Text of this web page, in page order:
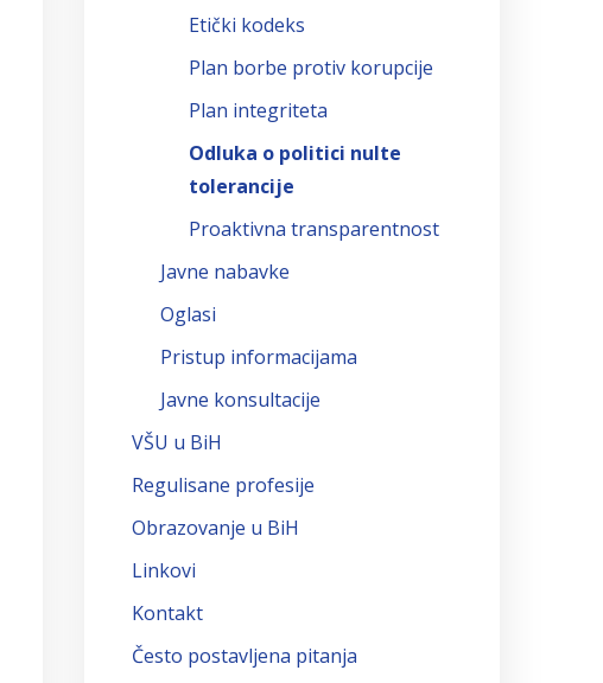
Etički kodeks
Plan borbe protiv korupcije
Plan integriteta
Odluka o politici nulte
tolerancije
Proaktivna transparentnost
Javne nabavke
Oglasi
Pristup informacijama
Javne konsultacije
VŠU u BiH
Regulisane profesije
Obrazovanje u BiH
Linkovi
Kontakt
Često postavljena pitanja